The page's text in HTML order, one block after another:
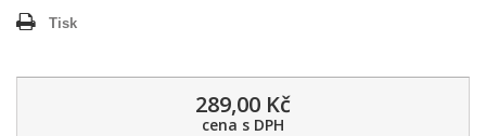
Tisk
289,00 Kč
cena s DPH